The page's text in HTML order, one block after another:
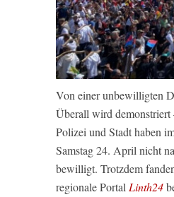
Von einer unbewilligten
Überall wird demonstriert
Polizei und Stadt haben
Samstag 24. April nicht
bewilligt. Trotzdem
regionale Portal Linth24